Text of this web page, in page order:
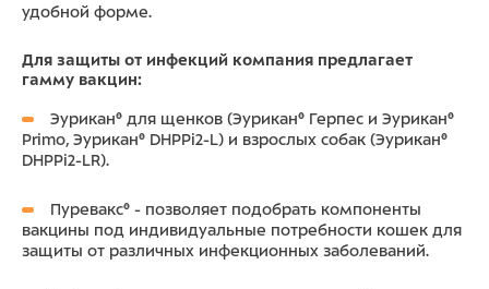
удобной форме.
Для защиты от инфекций компания предлагает
гамму вакцин:
Эурикан® для щенков (Эурикан® Герпес и Эурикан®
Primo, Эурикан® DHPPi2-L) и взрослых собак (Эурикан®
DHPPi2-LR).
Пуревакс® - позволяет подобрать компоненты
вакцины под индивидуальные потребности кошек для
защиты от различных инфекционных заболеваний.